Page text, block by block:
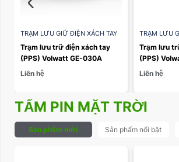
TRẠM LƯU GIỮ ĐIỆN XÁCH TAY
PPS
TRẠM ĐIỆN DI ĐỘNG
Trạm lưu trữ điện xách tay
(PPS) Volwatt GE-030A
Liên hệ
TRẠM LƯU
PPS
Trạm lưu
(PPS)
Liên hệ
TẤM PIN MẶT TRỜI
Sản phẩm mới Sản phẩm nổi bật